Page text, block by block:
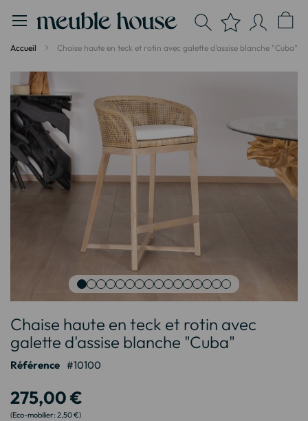
Accueil Chaise haute en teck et rotin avec galette d'assise blanche "Cuba"
Passer
à
la
fin
de
la
galerie
d’images
au
début
de
la
d’images
Chaise haute en teck et rotin avec
galette d'assise blanche "Cuba"
Référence 10100
275,00 €
2,50 €